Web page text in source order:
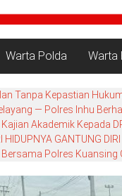
Warta Polda Warta
Tanpa Kepastian
— Polres Inhu
Kajian Akademik Kepada
HIDUPNYA GANTUNG
Polres Kuansing